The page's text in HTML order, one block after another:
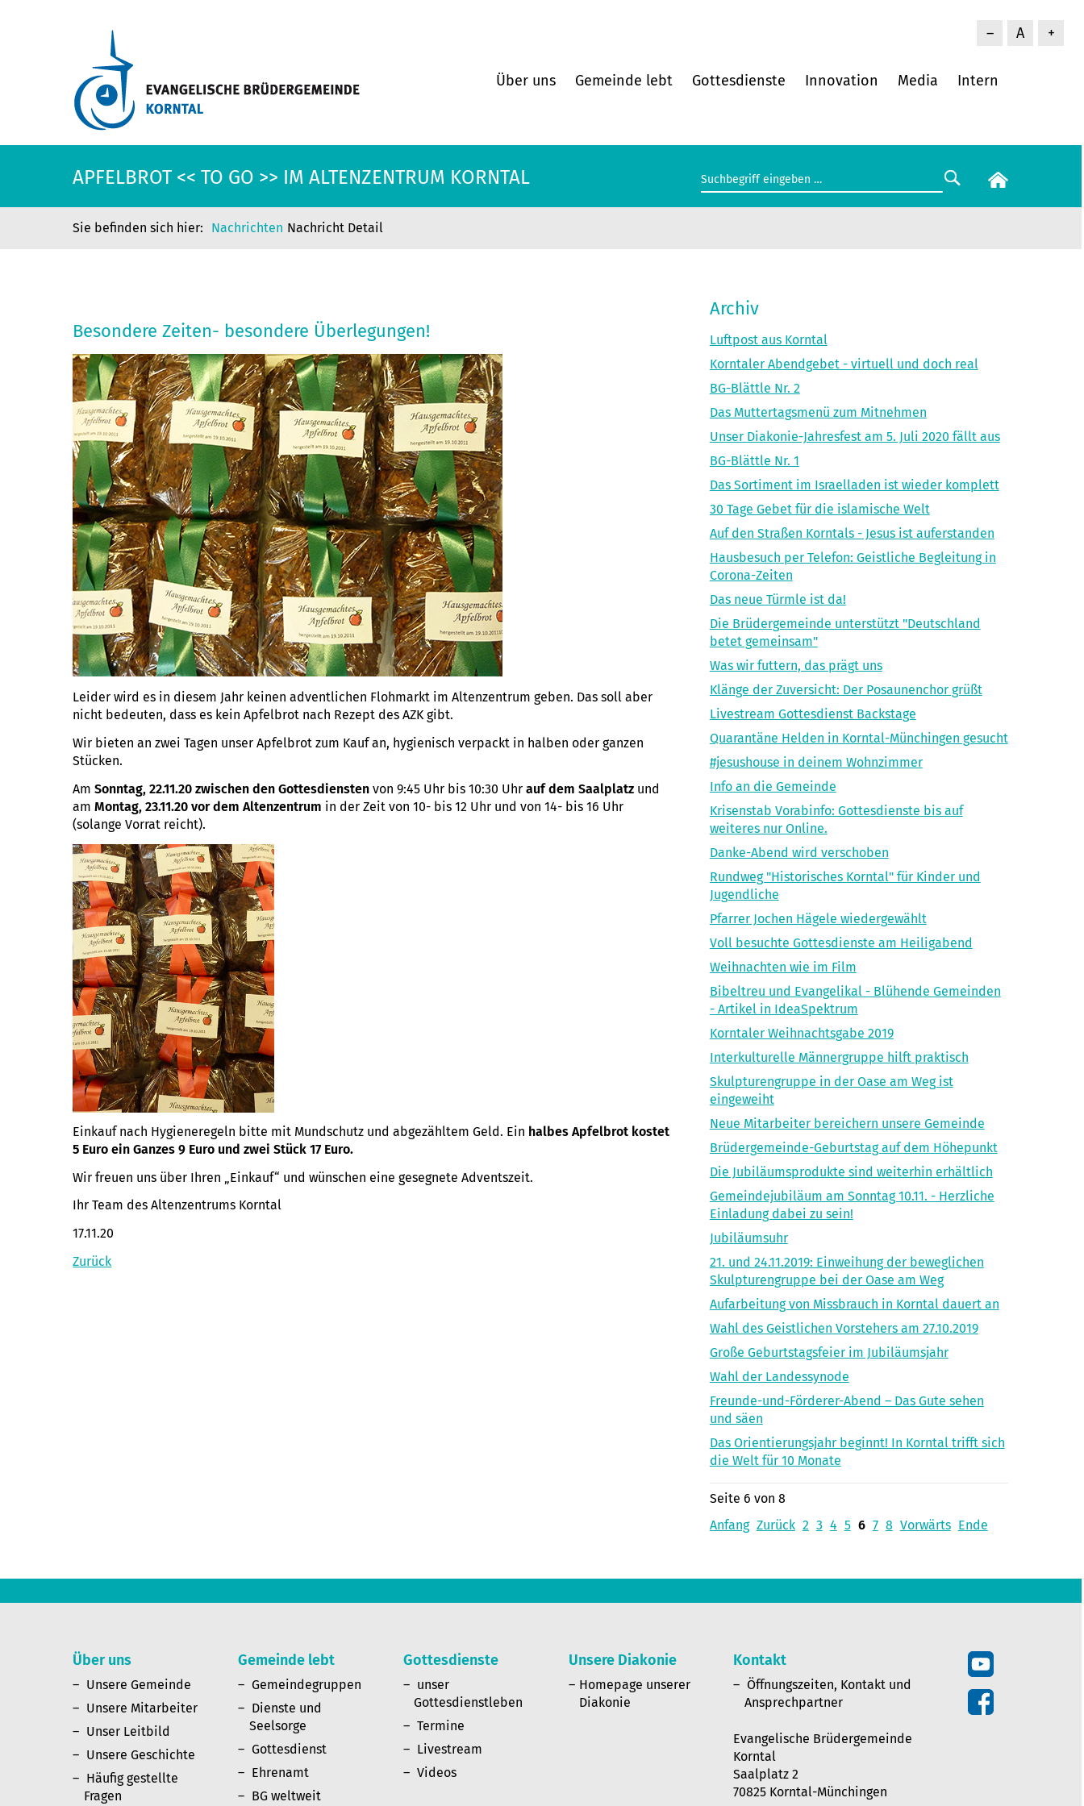
– A +
Über uns Gemeinde lebt Gottesdienste Innovation Media Intern
APFELBROT << TO GO >> IM ALTENZENTRUM KORNTAL
Nachrichten Nachricht Detail
Besondere Zeiten- besondere Überlegungen!
Leider wird es in diesem Jahr keinen adventlichen Flohmarkt im Altenzentrum geben. Das soll aber
nicht bedeuten, dass es kein Apfelbrot nach Rezept des AZK gibt.
Wir bieten an zwei Tagen unser Apfelbrot zum Kauf an, hygienisch verpackt in halben oder ganzen
Stücken.
AmSonntag, 22.11.20 zwischen den Gottesdiensten von 9:45 Uhr bis 10:30 Uhrauf dem Saalplatz und
amMontag, 23.11.20 vor dem Altenzentrum in der Zeit von 10- bis 12 Uhr und von 14- bis 16 Uhr
(solange Vorrat reicht).
Einkauf nach Hygieneregeln bitte mit Mundschutz und abgezähltem Geld. Ein halbes Apfelbrot kostet
5 Euro ein Ganzes 9 Euro und zwei Stück 17 Euro.
Wir freuen uns über Ihren „Einkauf“ und wünschen eine gesegnete Adventszeit.
Ihr Team des Altenzentrums Korntal
17.11.20
Zurück
Archiv
Luftpost aus Korntal
Korntaler Abendgebet - virtuell und doch real
BG-Blättle Nr. 2
Das Muttertagsmenü zum Mitnehmen
Unser Diakonie-Jahresfest am 5. Juli 2020 fällt aus
BG-Blättle Nr. 1
Das Sortiment im Israelladen ist wieder komplett
30 Tage Gebet für die islamische Welt
Auf den Straßen Korntals - Jesus ist auferstanden
Hausbesuch per Telefon: Geistliche Begleitung in
Corona-Zeiten
Das neue Türmle ist da!
Die Brüdergemeinde unterstützt "Deutschland
betet gemeinsam"
Was wir futtern, das prägt uns
Klänge der Zuversicht: Der Posaunenchor grüßt
Livestream Gottesdienst Backstage
Quarantäne Helden in Korntal-Münchingen gesucht
#jesushouse in deinem Wohnzimmer
Info an die Gemeinde
Krisenstab Vorabinfo: Gottesdienste bis auf
weiteres nur Online.
Danke-Abend wird verschoben
Rundweg "Historisches Korntal" für Kinder und
Jugendliche
Pfarrer Jochen Hägele wiedergewählt
Voll besuchte Gottesdienste am Heiligabend
Weihnachten wie im Film
Bibeltreu und Evangelikal - Blühende Gemeinden
- Artikel in IdeaSpektrum
Korntaler Weihnachtsgabe 2019
Interkulturelle Männergruppe hilft praktisch
Skulpturengruppe in der Oase am Weg ist
eingeweiht
Neue Mitarbeiter bereichern unsere Gemeinde
Brüdergemeinde-Geburtstag auf dem Höhepunkt
Die Jubiläumsprodukte sind weiterhin erhältlich
Gemeindejubiläum am Sonntag 10.11. - Herzliche
Einladung dabei zu sein!
Jubiläumsuhr
21. und 24.11.2019: Einweihung der beweglichen
Skulpturengruppe bei der Oase am Weg
Aufarbeitung von Missbrauch in Korntal dauert an
Wahl des Geistlichen Vorstehers am 27.10.2019
Große Geburtstagsfeier im Jubiläumsjahr
Wahl der Landessynode
Freunde-und-Förderer-Abend – Das Gute sehen
und säen
Das Orientierungsjahr beginnt! In Korntal trifft sich
die Welt für 10 Monate
Seite 6 von 8
Anfang Zurück 2 3 4 5 6 7 8 Vorwärts Ende
Über uns
Unsere Gemeinde
Unsere Mitarbeiter
Unser Leitbild
Unsere Geschichte
Häufig gestellte
Fragen
Gemeinde lebt
Gemeindegruppen
Dienste und
Seelsorge
Gottesdienst
Ehrenamt
BG weltweit
Gottesdienste
unser
Gottesdienstleben
Termine
Livestream
Videos
Unsere Diakonie
Homepage unserer
Diakonie
Kontakt
Öffnungszeiten, Kontakt und
Ansprechpartner
Evangelische Brüdergemeinde
Korntal
Saalplatz 2
70825 Korntal-Münchingen